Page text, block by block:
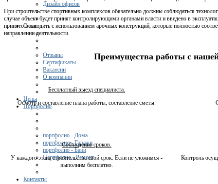
Дизайн офисов
О нас
Отзывы
Сертификаты
Вакансии
О компании
Цены
Портфолио
портфолио - Дома
портфолио - Гаражи
портфолио - Бани
Портфолио - Ремонт
Контакты
При строительстве спортивных комплексов обязательно должны соблюдаться
случае объект будет принят контролирующими органами власти и введено в
принято возводить с использованием арочных конструкций, которые полностью
направлении деятельности.
Преимущества работы с
Бесплатный выезд специалиста.
Осмотр и составление плана работы, составление сметы.
Соблюдение сроков.
У каждого этапа строительства свой срок. Если не уложимся -
выполним бесплатно.
Контроль